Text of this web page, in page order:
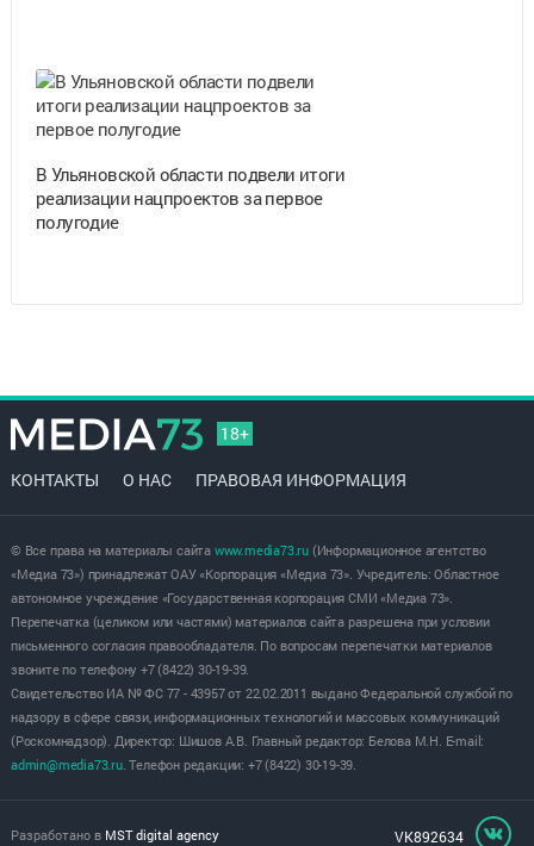
В Ульяновской области подвели итоги
реализации нацпроектов за первое
полугодие
18+
КОНТАКТЫ О НАС ПРАВОВАЯ ИНФОРМАЦИЯ
© Все права на материалы сайта www.media73.ru(Информационное агентство
«Медиа 73») принадлежат ОАУ «Корпорация «Медиа 73». Учредитель: Областное
автономное учреждение «Государственная корпорация СМИ «Медиа 73».
Перепечатка (целиком или частями) материалов сайта разрешена при условии
письменного согласия правообладателя. По вопросам перепечатки материалов
звоните по телефону +7 (8422) 30-19-39.
Свидетельство ИА № ФС 77 - 43957 от 22.02.2011 выдано Федеральной службой по
надзору в сфере связи, информационных технологий и массовых коммуникаций
(Роскомнадзор). Директор: Шишов А.В. Главный редактор: Белова М.Н. E-mail:
admin@media73.ru. Телефон редакции: +7 (8422) 30-19-39.
Разработано в MST digital agency VK892634